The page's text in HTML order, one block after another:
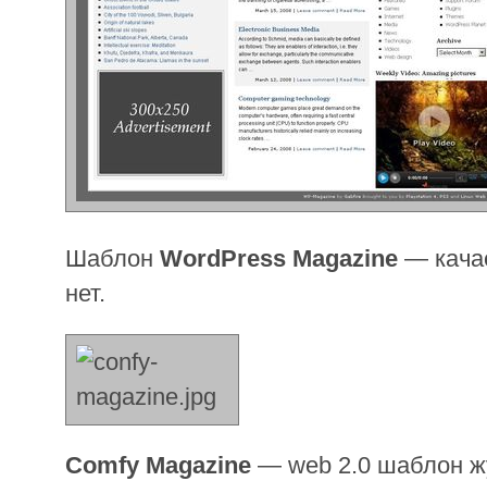
Шаблон WordPress Magazine —
нет.
Comfy Magazine — web 2.0 шаблон